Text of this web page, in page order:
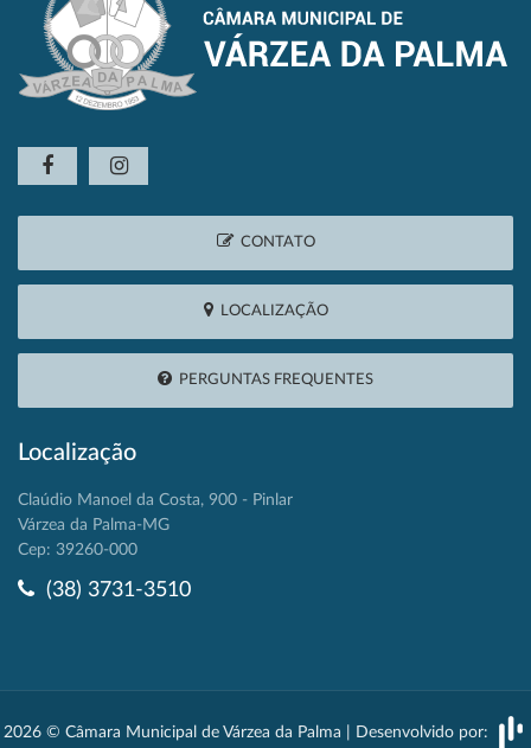
CONTATO
LOCALIZAÇÃO
PERGUNTAS FREQUENTES
Localização
Claúdio Manoel da Costa, 900 - Pinlar
Várzea da Palma-MG
Cep: 39260-000
(38) 3731-3510
2026 © Câmara Municipal de Várzea da Palma | Desenvolvido por: